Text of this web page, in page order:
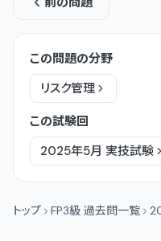
この問題の分野
リスク管理
この試験回
2025年5月 実技試験
トップ FP3級 過去問一覧